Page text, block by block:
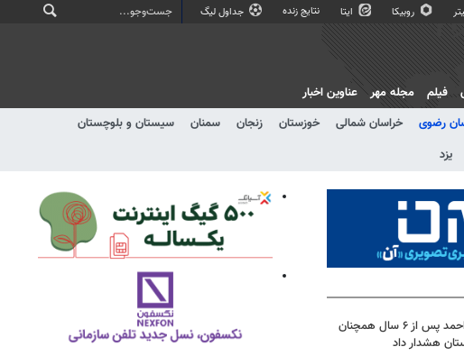
روبیکا ایتا نتایج زنده جداول لیگ
رضوی خراسان شمالی خوزستان زنجان سمنان
سیستان و بلوچستان
یزد
فیلم مجله مهر عناوین اخبار
پل تنگ سریز بویراحمد پس از ۶ سال همچنان
هشدار داد